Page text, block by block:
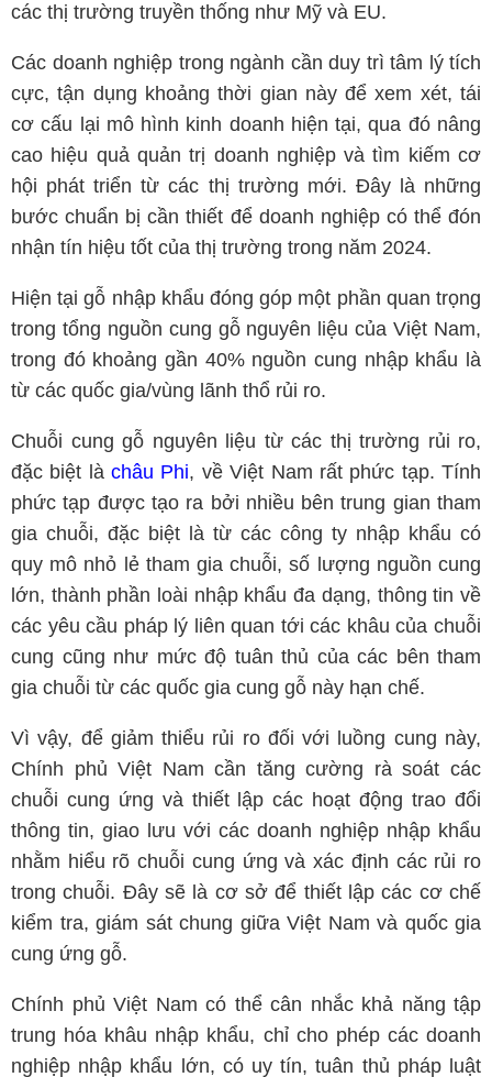
các thị trường truyền thống như Mỹ và EU.
Các doanh nghiệp trong ngành cần duy trì tâm lý tích
cực, tận dụng khoảng thời gian này để xem xét, tái
cơ cấu lại mô hình kinh doanh hiện tại, qua đó nâng
cao hiệu quả quản trị doanh nghiệp và tìm kiếm cơ
hội phát triển từ các thị trường mới. Đây là những
bước chuẩn bị cần thiết để doanh nghiệp có thể đón
nhận tín hiệu tốt của thị trường trong năm 2024.
Hiện tại gỗ nhập khẩu đóng góp một phần quan trọng
trong tổng nguồn cung gỗ nguyên liệu của Việt Nam,
trong đó khoảng gần 40% nguồn cung nhập khẩu là
từ các quốc gia/vùng lãnh thổ rủi ro.
Chuỗi cung gỗ nguyên liệu từ các thị trường rủi ro,
đặc biệt làchâu Phi, về Việt Nam rất phức tạp. Tính
phức tạp được tạo ra bởi nhiều bên trung gian tham
gia chuỗi, đặc biệt là từ các công ty nhập khẩu có
quy mô nhỏ lẻ tham gia chuỗi, số lượng nguồn cung
lớn, thành phần loài nhập khẩu đa dạng, thông tin về
các yêu cầu pháp lý liên quan tới các khâu của chuỗi
cung cũng như mức độ tuân thủ của các bên tham
gia chuỗi từ các quốc gia cung gỗ này hạn chế.
Vì vậy, để giảm thiểu rủi ro đối với luồng cung này,
Chính phủ Việt Nam cần tăng cường rà soát các
chuỗi cung ứng và thiết lập các hoạt động trao đổi
thông tin, giao lưu với các doanh nghiệp nhập khẩu
nhằm hiểu rõ chuỗi cung ứng và xác định các rủi ro
trong chuỗi. Đây sẽ là cơ sở để thiết lập các cơ chế
kiểm tra, giám sát chung giữa Việt Nam và quốc gia
cung ứng gỗ.
Chính phủ Việt Nam có thể cân nhắc khả năng tập
trung hóa khâu nhập khẩu, chỉ cho phép các doanh
nghiệp nhập khẩu lớn, có uy tín, tuân thủ pháp luật